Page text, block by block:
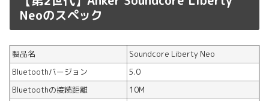
Neoのスペック
製品名
Soundcore Liberty Neo
Bluetoothバージョン
5.0
Bluetoothの接続距離
10M